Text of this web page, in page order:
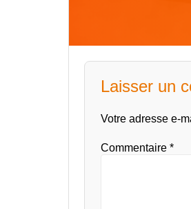
Laisser un
Votre adresse e-
Commentaire *